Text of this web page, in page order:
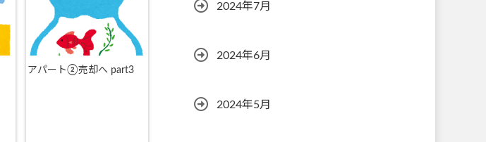
アパート②売却へ part3
2024年7月
2024年6月
2024年5月